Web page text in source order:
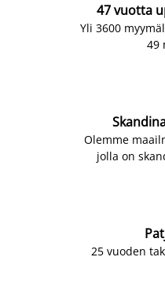
47 vuotta
Yli 3600
49
Olemme
jolla on
25 vuoden